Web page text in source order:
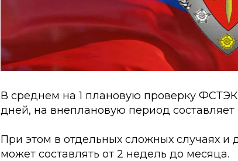
В среднем на 1 плановую проверку
дней, на внеплановую период
При этом в отдельных сложных случаях
может составлять от 2 недель до месяца.